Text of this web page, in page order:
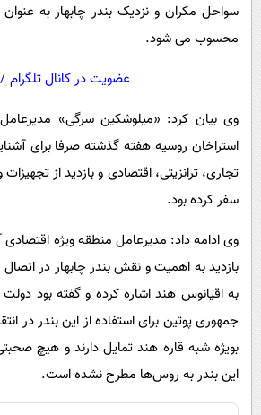
سواحل مکران و نزدیک بندر چابهار به
محسوب می شود.
عضویت در کانال تلگرام /
وی بیان کرد: «میلوشکین سرگی»
استراخان روسیه هفته گذشته صرفا برای
تجاری، ترانزیتی، اقتصادی و بازدید از
سفر کرده بود.
وی ادامه داد: مدیرعامل منطقه ویژه
بازدید به اهمیت و نقش بندر چابهار در
به اقیانوس هند اشاره کرده و گفته بود
جمهوری پوتین برای استفاده از این بندر در
بویژه شبه قاره هند تمایل دارند و هیچ
این بندر به روس‌ها مطرح نشده است.